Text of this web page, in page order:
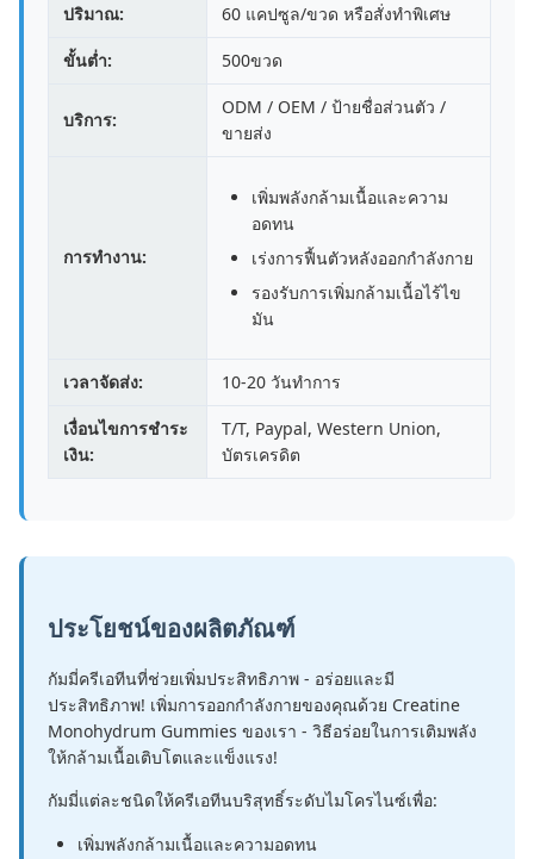
ปริมาณ: 60 แคปซูล/ขวด หรือสั่งทำพิเศษ
ขั้นต่ำ: 500ขวด
บริการ:
ODM / OEM / ป้ายชื่อส่วนตัว /
ขายส่ง
การทำงาน:
เพิ่มพลังกล้ามเนื้อและความ
อดทน
เร่งการฟื้นตัวหลังออกกำลังกาย
รองรับการเพิ่มกล้ามเนื้อไร้ไข
มัน
เวลาจัดส่ง: 10-20 วันทำการ
เงื่อนไขการชำระ
เงิน:
T/T, Paypal, Western Union,
บัตรเครดิต
ประโยชน์ของผลิตภัณฑ์
กัมมี่ครีเอทีนที่ช่วยเพิ่มประสิทธิภาพ - อร่อยและมี
ประสิทธิภาพ! เพิ่มการออกกำลังกายของคุณด้วย Creatine
Monohydrum Gummies ของเรา - วิธีอร่อยในการเติมพลัง
ให้กล้ามเนื้อเติบโตและแข็งแรง!
กัมมี่แต่ละชนิดให้ครีเอทีนบริสุทธิ์ระดับไมโครไนซ์เพื่อ:
เพิ่มพลังกล้ามเนื้อและความอดทน